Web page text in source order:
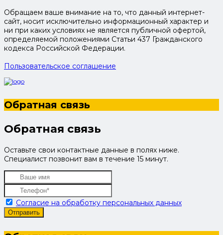
Обращаем ваше внимание на то, что данный интернет-
сайт, носит исключительно информационный характер и
ни при каких условиях не является публичной офертой,
определяемой положениями Статьи 437 Гражданского
кодекса Российской Федерации.
Пользовательское соглашение
Обратная связь
Обратная связь
Оставьте свои контактные данные в полях ниже.
Специалист позвонит вам в течение 15 минут.
Согласие на обработку персональных данных
Отправить